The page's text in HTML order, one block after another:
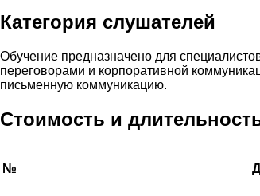
Категория слушателей
Обучение предназначено для
переговорами и корпоративной
письменную коммуникацию.
Стоимость и
№